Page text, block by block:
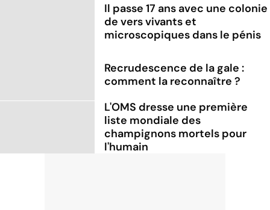
Il passe 17 ans avec une colonie
de vers vivants et
microscopiques dans le pénis
Recrudescence de la gale :
comment la reconnaître ?
L'OMS dresse une première
liste mondiale des
champignons mortels pour
l'humain